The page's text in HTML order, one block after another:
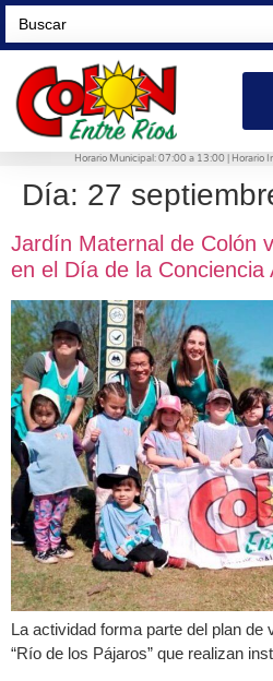
Search
for:
Horario Municipal: 07:00 a 13:00 | Horario
Día: 27
Jardín Maternal de Colón
en el Día de la Conciencia
La actividad forma parte del plan de
“Río de los Pájaros” que realizan